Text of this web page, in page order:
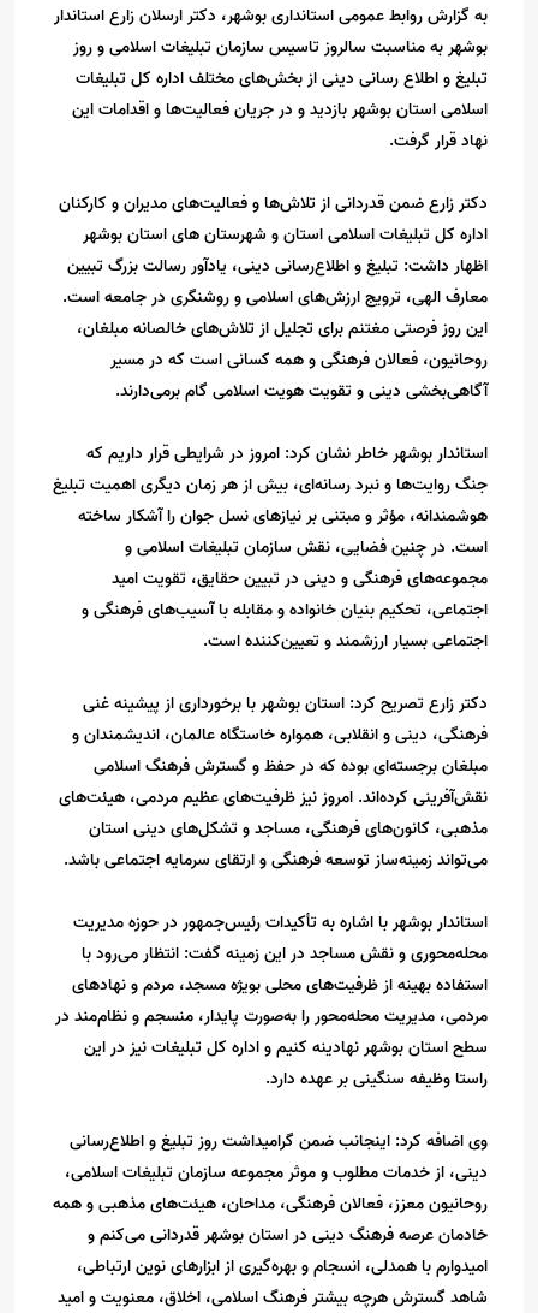
به گزارش روابط عمومی استانداری بوشهر، دکتر ارسلان زارع استاندار
بوشهر به مناسبت سالروز تاسیس سازمان تبلیغات اسلامی و روز
تبلیغ و اطلاع رسانی دینی از بخش‌های مختلف اداره کل تبلیغات
اسلامی استان بوشهر بازدید و در جریان فعالیت‌ها و اقدامات این
نهاد قرار گرفت.
دکتر زارع ضمن قدردانی از تلاش‌ها و فعالیت‌های مدیران و کارکنان
اداره کل تبلیغات اسلامی استان و شهرستان های استان بوشهر
اظهار داشت: تبلیغ و اطلاع‌رسانی دینی، یادآور رسالت بزرگ تبیین
معارف الهی، ترویج ارزش‌های اسلامی و روشنگری در جامعه است.
این روز فرصتی مغتنم برای تجلیل از تلاش‌های خالصانه مبلغان،
روحانیون، فعالان فرهنگی و همه کسانی است که در مسیر
آگاهی‌بخشی دینی و تقویت هویت اسلامی گام برمی‌دارند.
استاندار بوشهر خاطر نشان کرد: امروز در شرایطی قرار داریم که
جنگ روایت‌ها و نبرد رسانه‌ای، بیش از هر زمان دیگری اهمیت تبلیغ
هوشمندانه، مؤثر و مبتنی بر نیازهای نسل جوان را آشکار ساخته
است. در چنین فضایی، نقش سازمان تبلیغات اسلامی و
مجموعه‌های فرهنگی و دینی در تبیین حقایق، تقویت امید
اجتماعی، تحکیم بنیان خانواده و مقابله با آسیب‌های فرهنگی و
اجتماعی بسیار ارزشمند و تعیین‌کننده است.
دکتر زارع تصریح کرد: استان بوشهر با برخورداری از پیشینه غنی
فرهنگی، دینی و انقلابی، همواره خاستگاه عالمان، اندیشمندان و
مبلغان برجسته‌ای بوده که در حفظ و گسترش فرهنگ اسلامی
نقش‌آفرینی کرده‌اند. امروز نیز ظرفیت‌های عظیم مردمی، هیئت‌های
مذهبی، کانون‌های فرهنگی، مساجد و تشکل‌های دینی استان
می‌تواند زمینه‌ساز توسعه فرهنگی و ارتقای سرمایه اجتماعی باشد.
استاندار بوشهر با اشاره به تأکیدات رئیس‌جمهور در حوزه مدیریت
محله‌محوری و نقش مساجد در این زمینه گفت: انتظار می‌رود با
استفاده بهینه از ظرفیت‌های محلی بویژه مسجد، مردم و نهادهای
مردمی، مدیریت محله‌محور را به‌صورت پایدار، منسجم و نظام‌مند در
سطح استان بوشهر نهادینه کنیم و اداره کل تبلیغات نیز در این
راستا وظیفه سنگینی بر عهده دارد.
وی اضافه کرد: اینجانب ضمن گرامیداشت روز تبلیغ و اطلاع‌رسانی
دینی، از خدمات مطلوب و موثر مجموعه سازمان تبلیغات اسلامی،
روحانیون معزز، فعالان فرهنگی، مداحان، هیئت‌های مذهبی و همه
خادمان عرصه فرهنگ دینی در استان بوشهر قدردانی می‌کنم و
امیدوارم با همدلی، انسجام و بهره‌گیری از ابزارهای نوین ارتباطی،
شاهد گسترش هرچه بیشتر فرهنگ اسلامی، اخلاق، معنویت و امید